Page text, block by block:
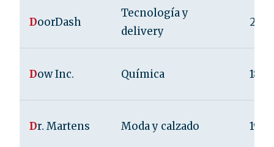
DoorDash
Tecnología y
delivery
2013
Dow Inc. Química 1897
Dr. Martens Moda y calzado 1960